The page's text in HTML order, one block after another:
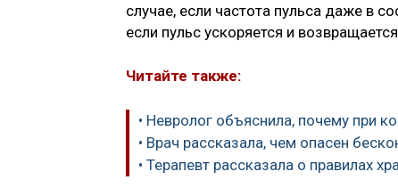
случае, если частота пульса даже в
если пульс ускоряется и
Читайте также:
• Невролог объяснила, почему при
• Врач рассказала, чем опасен
• Терапевт рассказала о правилах